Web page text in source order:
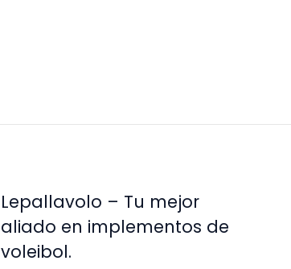
Lepallavolo – Tu mejor
aliado en implementos de
voleibol.